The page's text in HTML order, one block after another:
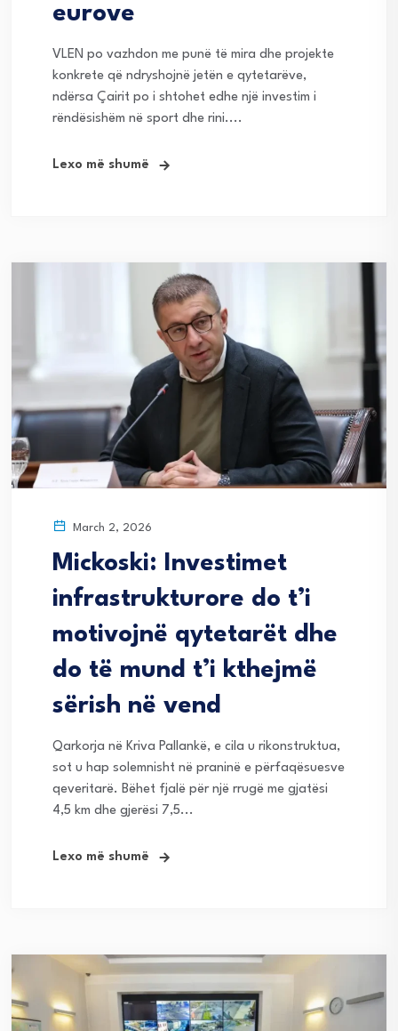
eurove
VLEN po vazhdon me punë të mira dhe projekte
konkrete që ndryshojnë jetën e qytetarëve,
ndërsa Çairit po i shtohet edhe një investim i
rëndësishëm në sport dhe rini....
Lexo më shumë
March 2, 2026
Mickoski: Investimet
infrastrukturore do t’i
motivojnë qytetarët dhe
do të mund t’i kthejmë
sërish në vend
Qarkorja në Kriva Pallankë, e cila u rikonstruktua,
sot u hap solemnisht në praninë e përfaqësuesve
qeveritarë. Bëhet fjalë për një rrugë me gjatësi
4,5 km dhe gjerësi 7,5...
Lexo më shumë